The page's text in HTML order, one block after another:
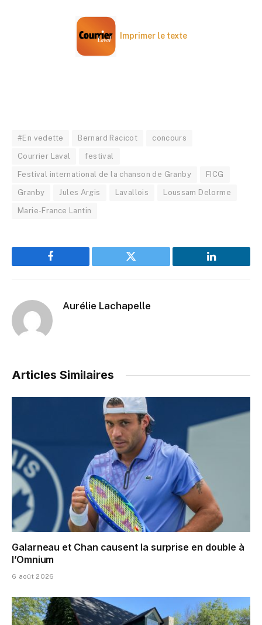
Imprimer le texte
#En vedette Bernard Racicot concours
Courrier Laval festival
Festival international de la chanson de Granby FICG
Granby Jules Argis Lavallois Loussam Delorme
Marie-France Lantin
Facebook Twitter LinkedIn
Aurélie Lachapelle
Articles Similaires
Galarneau et Chan causent la surprise en double à
l’Omnium
6 août 2026